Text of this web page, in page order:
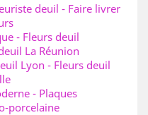
deuil - Faire livrer
- Fleurs deuil
La Réunion
Lyon - Fleurs deuil
- Plaques
porcelaine